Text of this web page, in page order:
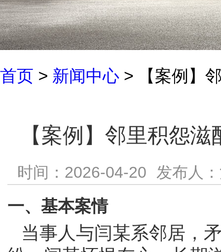
首页 > 新闻中心 > 【案例】
【案例】邻里积怨
时间：2026-04-20 发布人
一、基本案情
当事人与闫某系邻居，